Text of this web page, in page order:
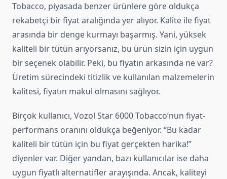
Tobacco, piyasada benzer ürünlere göre oldukça
rekabetçi bir fiyat aralığında yer alıyor. Kalite ile fiyat
arasında bir denge kurmayı başarmış. Yani, yüksek
kaliteli bir tütün arıyorsanız, bu ürün sizin için uygun
bir seçenek olabilir. Peki, bu fiyatın arkasında ne var?
Üretim sürecindeki titizlik ve kullanılan malzemelerin
kalitesi, fiyatın makul olmasını sağlıyor.
Birçok kullanıcı, Vozol Star 6000 Tobacco’nun fiyat-
performans oranını oldukça beğeniyor. “Bu kadar
kaliteli bir tütün için bu fiyat gerçekten harika!”
diyenler var. Diğer yandan, bazı kullanıcılar ise daha
uygun fiyatlı alternatifler arayışında. Ancak, kaliteyi